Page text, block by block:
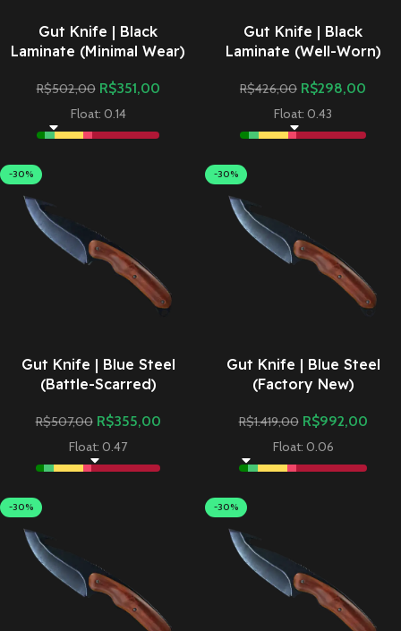
Gut Knife | Black
Laminate (Minimal Wear)
R$502,00 R$351,00
Float: 0.14
Gut Knife | Black
Laminate (Well-Worn)
R$426,00 R$298,00
Float: 0.43
-30%
Gut Knife | Blue Steel
(Battle-Scarred)
R$507,00 R$355,00
Float: 0.47
-30%
Gut Knife | Blue Steel
(Factory New)
R$1.419,00 R$992,00
Float: 0.06
-30% -30%